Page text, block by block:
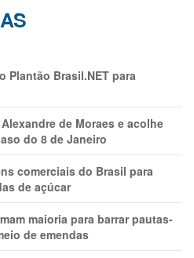
Plantão Brasil.NET para
de Moraes e acolhe
do 8 de Janeiro
comerciais do Brasil para
de açúcar
maioria para barrar pautas-
de emendas